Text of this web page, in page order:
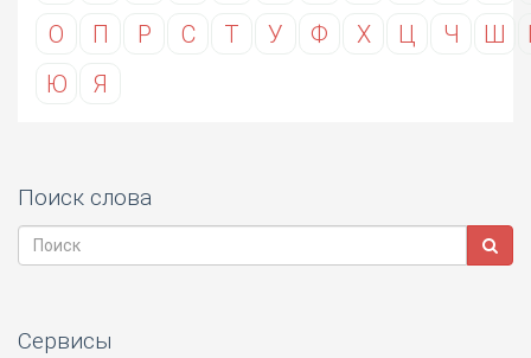
О
П Р С Т У Ф Х Ц Ч Ш
Ю
Я
Поиск слова
Сервисы